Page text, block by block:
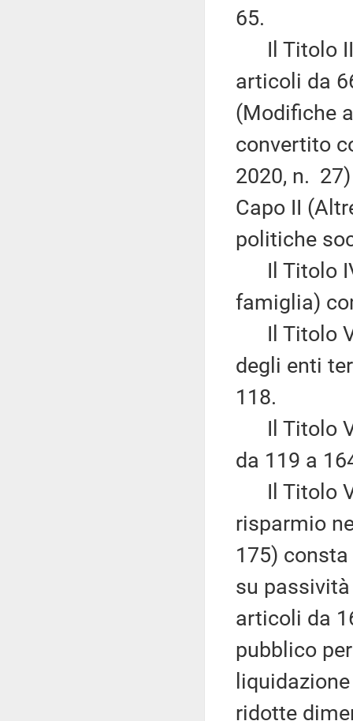
65.
Il Titolo III
articoli da
(Modifiche
convertito
2020, n.
Capo II
politiche
Il Titolo
famiglia)
Il Titolo V
degli enti
118.
Il Titolo
da 119 a
Il Titolo
risparmio
175)
su
articoli da
pubblico
ridotte